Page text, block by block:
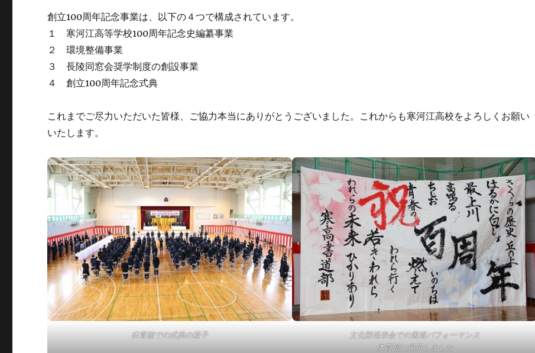
創立100周年記念事業は、以下の４つで構成されています。
１ 寒河江高等学校100周年記念史編纂事業
２ 環境整備事業
３ 長陵同窓会奨学制度の創設事業
４ 創立100周年記念式典
これまでご尽力いただいた皆様、ご協力本当にありがとうございました。これからも寒河江高校をよろしくお願い
いたします。
体育館での式典の様子
文化部発表会での書道パフォーマンス
体育館に掲示しました